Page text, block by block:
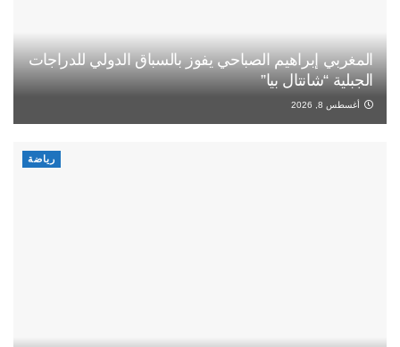
المغربي إبراهيم الصباحي يفوز بالسباق الدولي للدراجات
الجبلية “شانتال بيا”
أغسطس 8, 2026
رياضة